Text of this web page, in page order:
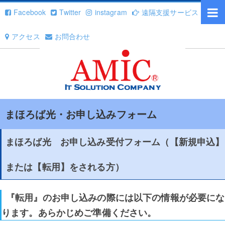
Facebook Twitter instagram 遠隔支援サービス
アクセス お問合わせ
まほろば光・お申し込みフォーム
まほろば光 お申し込み受付フォーム（【新規申込】
または【転用】をされる方）
『転用』のお申し込みの際には以下の情報が必要にな
ります。あらかじめご準備ください。